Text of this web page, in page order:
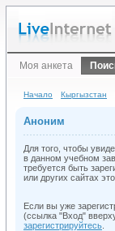
Моя анкета
Начало Кыргызстан
Аноним
Для того, чтобы
в данном учебном
требуется быть
или других сайтах
Если вы уже
(ссылка "Вход"
зарегистрируйтесь